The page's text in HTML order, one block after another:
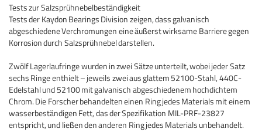
Tests zur Salzsprühnebelbeständigkeit
Tests der Kaydon Bearings Division zeigen, dass galvanisch
abgeschiedene Verchromungen eine äußerst wirksame Barriere gegen
Korrosion durch Salzsprühnebel darstellen.
Zwölf Lagerlaufringe wurden in zwei Sätze unterteilt, wobei jeder Satz
sechs Ringe enthielt – jeweils zwei aus glattem 52100-Stahl, 440C-
Edelstahl und 52100 mit galvanisch abgeschiedenem hochdichtem
Chrom.Die Forscher behandelten einen Ring jedes Materials mit einem
wasserbeständigen Fett, das der Spezifikation MIL-PRF-23827
entspricht, und ließen den anderen Ring jedes Materials unbehandelt.